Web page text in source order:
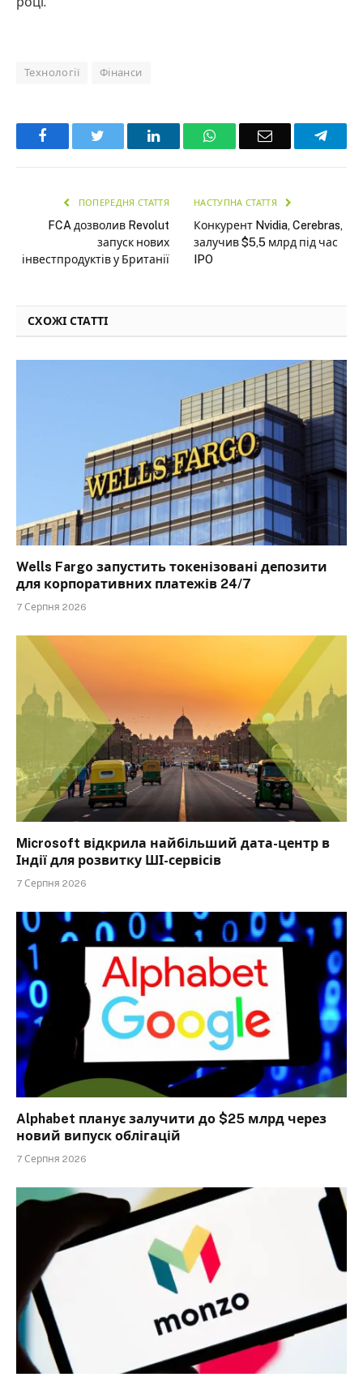
Технології Фінанси
Facebook LinkedInWhatsAppEmail
ПОПЕРЕДНЯ СТАТТЯ
FCA дозволив Revolut
запуск нових
інвестпродуктів у Британії
НАСТУПНА СТАТТЯ
Конкурент Nvidia, Cerebras,
залучив $5,5 млрд під час
IPO
СХОЖІ СТАТТІ
Wells Fargo запустить токенізовані депозити
для корпоративних платежів 24/7
7 Серпня 2026
Microsoft відкрила найбільший дата-центр в
Індії для розвитку ШІ-сервісів
7 Серпня 2026
Alphabet планує залучити до $25 млрд через
новий випуск облігацій
7 Серпня 2026